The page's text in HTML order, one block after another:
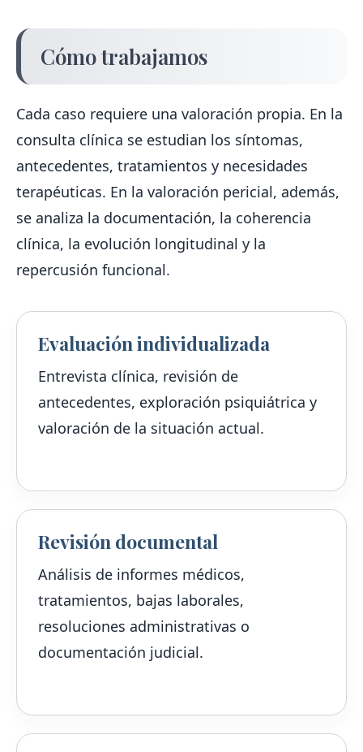
Cómo trabajamos
Cada caso requiere una valoración propia. En la
consulta clínica se estudian los síntomas,
antecedentes, tratamientos y necesidades
terapéuticas. En la valoración pericial, además,
se analiza la documentación, la coherencia
clínica, la evolución longitudinal y la
repercusión funcional.
Evaluación individualizada
Entrevista clínica, revisión de
antecedentes, exploración psiquiátrica y
valoración de la situación actual.
Revisión documental
Análisis de informes médicos,
tratamientos, bajas laborales,
resoluciones administrativas o
documentación judicial.